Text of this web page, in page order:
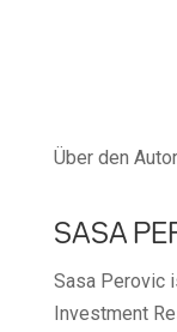
Über den Autor
SASA
Sasa Perovic
Investment